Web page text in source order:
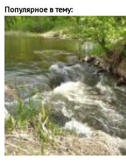
Популярное в тему: